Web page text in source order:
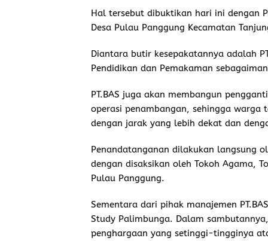
Hal tersebut dibuktikan hari ini dengan
Desa Pulau Panggung Kecamatan
Diantara butir kesepakatannya adalah
Pendidikan dan Pemakaman
PT.BAS juga akan membangun
operasi penambangan, sehingga
dengan jarak yang lebih dekat dan
Penandatanganan dilakukan langsung
dengan disaksikan oleh Tokoh Agama,
Pulau Panggung.
Sementara dari pihak manajemen
Study Palimbunga. Dalam
penghargaan yang setinggi-tingginya